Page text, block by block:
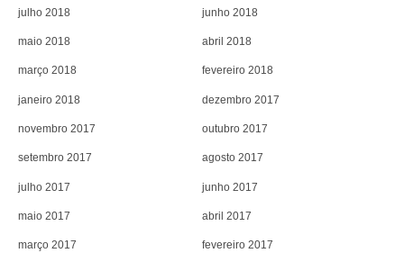
julho 2018 junho 2018
maio 2018 abril 2018
março 2018 fevereiro 2018
janeiro 2018 dezembro 2017
novembro 2017 outubro 2017
setembro 2017 agosto 2017
julho 2017 junho 2017
maio 2017 abril 2017
março 2017 fevereiro 2017